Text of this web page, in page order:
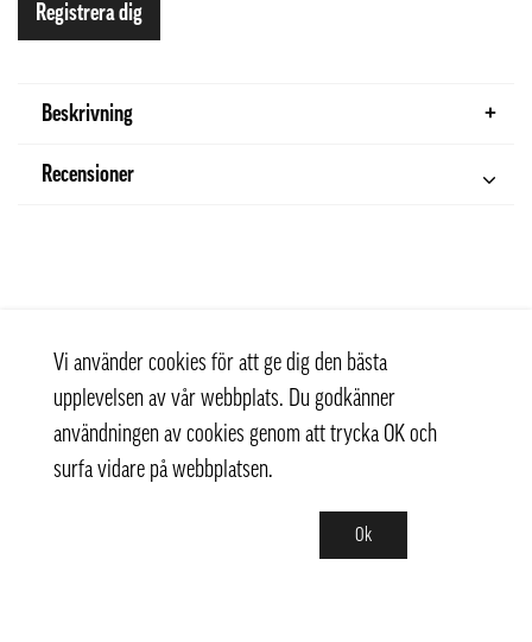
Registrera dig
Beskrivning
Recensioner
Vi använder cookies för att ge dig den bästa
upplevelsen av vår webbplats. Du godkänner
användningen av cookies genom att trycka OK och
surfa vidare på webbplatsen.
Ok